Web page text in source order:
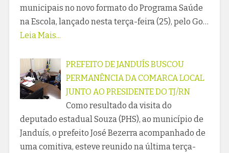
municipais no novo formato do Programa Saúde
na Escola, lançado nesta terça-feira (25), pelo Go…
Leia Mais...
PREFEITO DE JANDUÍS BUSCOU
PERMANÊNCIA DA COMARCA LOCAL
JUNTO AO PRESIDENTE DO TJ/RN
Como resultado da visita do
deputado estadual Souza (PHS), ao município de
Janduís, o prefeito José Bezerra acompanhado de
uma comitiva, esteve reunido na última terça-